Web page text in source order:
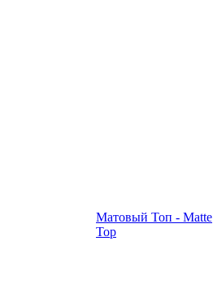
Матовый Топ - Matte
Top